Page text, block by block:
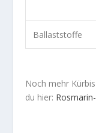
Ballaststoffe
Noch mehr
du hier: